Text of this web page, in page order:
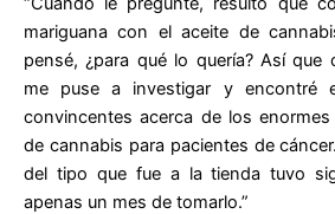
mariguana con el aceite de
pensé, ¿para qué lo quería? Así que
me puse a investigar y encontré
convincentes acerca de los
de cannabis para pacientes de
del tipo que fue a la tienda tuvo
apenas un mes de tomarlo.”